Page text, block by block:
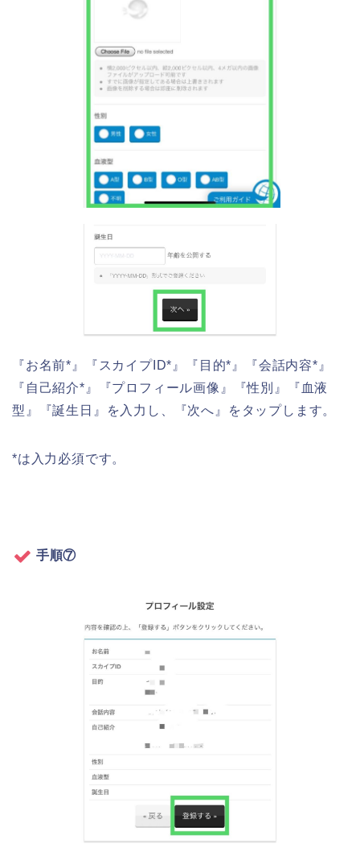
『お名前*』『スカイプID*』『目的*』『会話内容*』
『自己紹介*』『プロフィール画像』『性別』『血液
型』『誕生日』を入力し、『次へ』をタップします。
*は入力必須です。
手順⑦